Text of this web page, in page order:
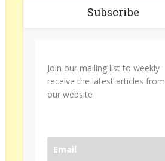
Subscribe
Join our mailing list to weekly
receive the latest articles from
our website